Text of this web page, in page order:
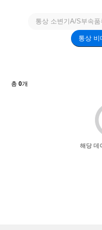
통상 소변기A/S부속품
통상 비
총0개
해당 데